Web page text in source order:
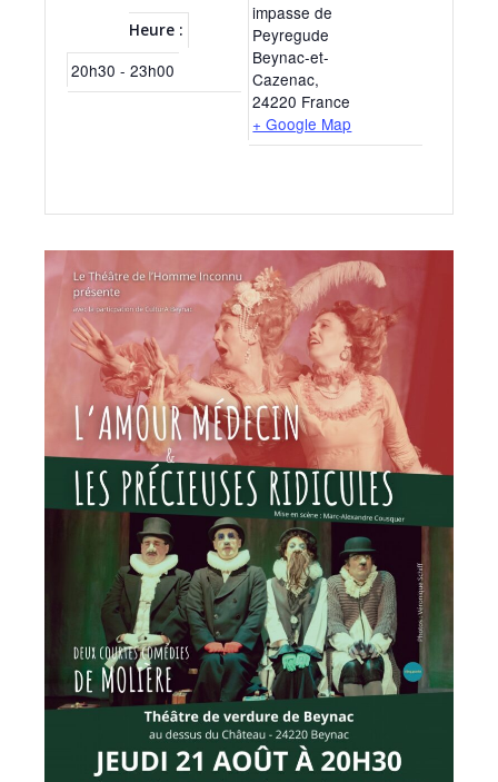
Heure :
20h30 - 23h00
impasse de
Peyregude
Beynac-et-
Cazenac,
24220 France
+ Google Map